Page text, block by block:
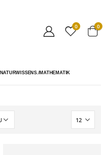
0 0
NATURWISSENS./MATHEMATIK